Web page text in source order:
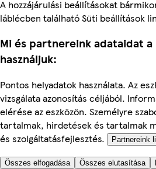
A hozzájárulási beállításokat
láblécben található Süti beállítások
Mi és partnereink adataidat
használjuk:
Pontos helyadatok használata. Az
vizsgálata azonosítás céljából.
elérése az eszközön. Személyre
tartalmak, hirdetések és tartalmak
és szolgáltatásfejlesztés.
Partnereink
Összes elfogadása Összes elutasítása